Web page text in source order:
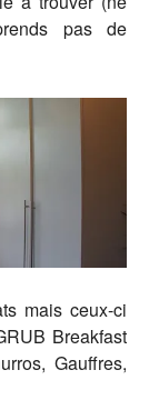
pas de
mais ceux-ci
Breakfast
Gauffres,